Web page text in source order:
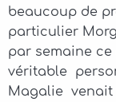
beaucoup de
particulier
par semaine
véritable
Magalie venait